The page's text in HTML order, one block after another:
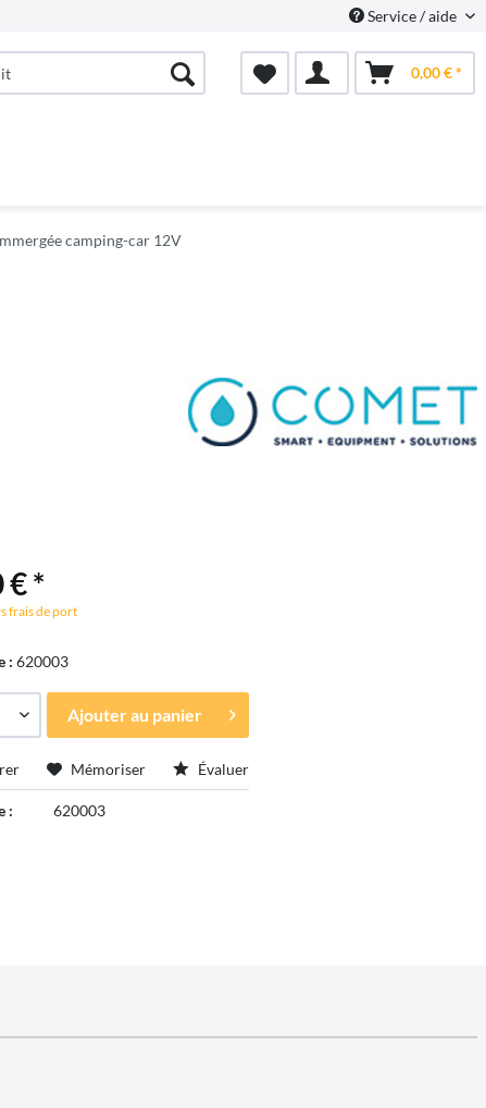
Service / aide
0,00 € *
camping-car 12V
€ *
frais de port
:620003
Ajouter au panier
Mémoriser Évaluer
: 620003